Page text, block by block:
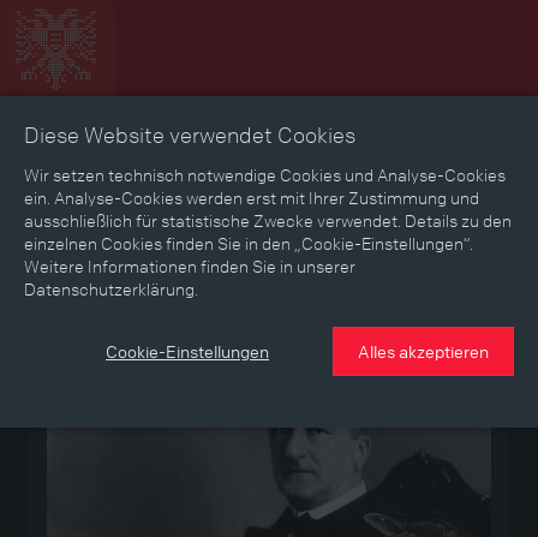
Zeitbild Zeitreise Landkarte Erinnerungen
Mediathek Textmodus
Medium
Diese Website verwendet Cookies
Wir setzen technisch notwendige Cookies und Analyse-Cookies
ein. Analyse-Cookies werden erst mit Ihrer Zustimmung und
ausschließlich für statistische Zwecke verwendet. Details zu den
einzelnen Cookies finden Sie in den „Cookie-Einstellungen“.
Weitere Informationen finden Sie in unserer
Datenschutzerklärung.
Cookie-Einstellungen Alles akzeptieren